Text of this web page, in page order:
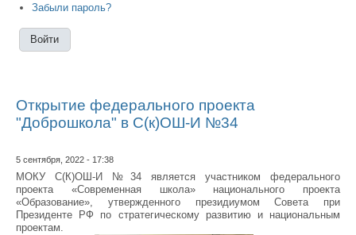
Забыли пароль?
Открытие федерального проекта
"Доброшкола" в С(к)ОШ-И №34
5 сентября, 2022 - 17:38
МОКУ С(К)ОШ-И №34 является участником федерального
проекта «Современная школа» национального проекта
«Образование», утвержденного президиумом Совета при
Президенте РФ по стратегическому развитию и национальным
проектам.